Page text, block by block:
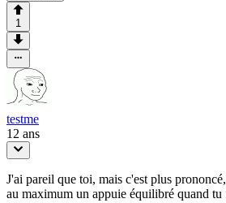
1
testme
12 ans
J'ai pareil que toi, mais c'est plus
au maximum un appuie équilibré quand